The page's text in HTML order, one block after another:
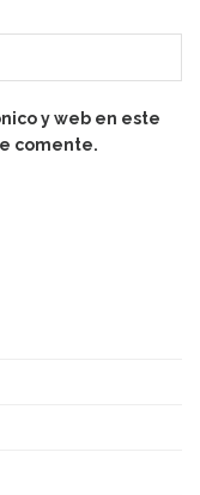
y web en este
comente.